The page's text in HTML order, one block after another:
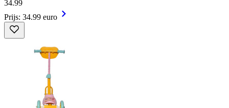
34.99
Prijs: 34.99 euro